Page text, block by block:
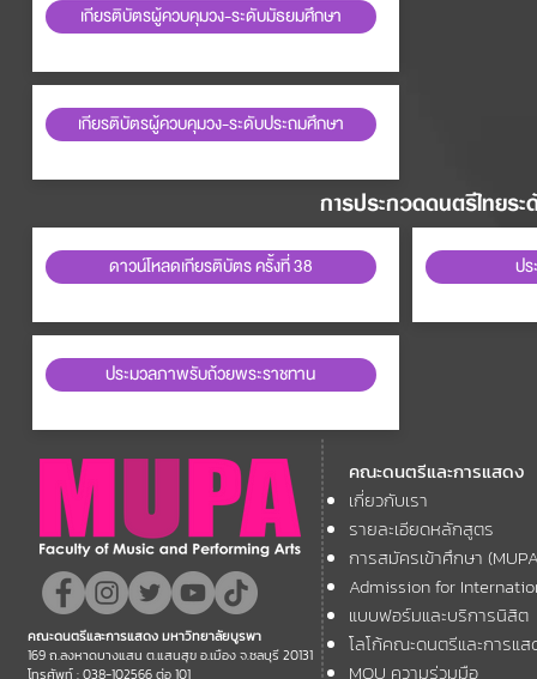
เกียรติบัตรผู้ควบคุมวง-ระดับมัธยมศึกษา
เกียรติบัตรผู้ควบคุมวง-ระดับประถมศึกษา
การประกวดดนตรีไทยร
ดาวน์โหลดเกียรติบัตร ครั้งที่ 38 ป
ประมวลภาพรับถ้วยพระราชทาน
คณะดนตรีและการแสดง
เกี่ยวกับเรา
รายละเอียดหลักสูตร
การสมัครเข้าศึกษา
Admission for
แบบฟอร์มและบริการนิสิต
โลโก้คณะดนตรีและการแส
MOU ความร่วมมือ
คณะดนตรีและการแสดง มหาวิทยาลัยบูรพา
169 ถ.ลงหาดบางแสน ต.แสนสุข อ.เมือง จ.ชลบุรี 20131
โทรศัพท์ : 038-102566 ต่อ 101